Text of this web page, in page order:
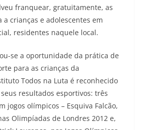
franquear, gratuitamente, as
a crianças e adolescentes em
residentes naquele local.
se a oportunidade da prática de
para as crianças da
Todos na Luta é reconhecido
resultados esportivos: três
jogos olímpicos – Esquiva Falcão,
Olimpíadas de Londres 2012 e,